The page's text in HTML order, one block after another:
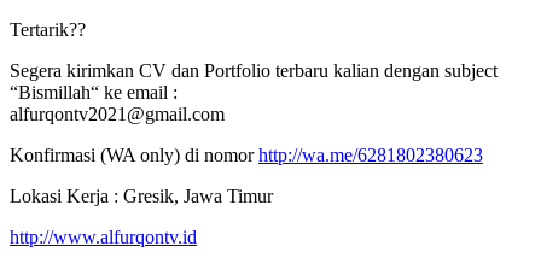
Tertarik??
Segera kirimkan CV dan Portfolio terbaru kalian dengan subject
“Bismillah“ ke email :
alfurqontv2021@gmail.com
Konfirmasi (WA only) di nomorhttp://wa.me/6281802380623
Lokasi Kerja : Gresik, Jawa Timur
http://www.alfurqontv.id